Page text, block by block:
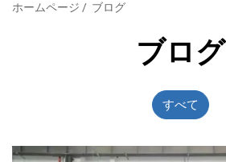
ホームページ / ブログ
ブログ
すべて